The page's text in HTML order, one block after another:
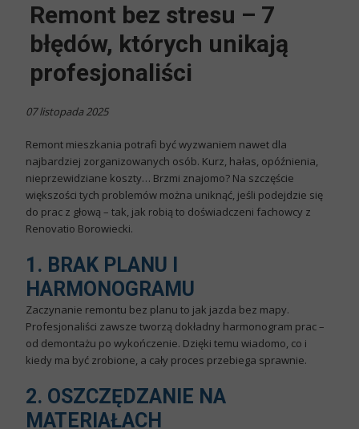
Remont bez stresu – 7
błędów, których unikają
profesjonaliści
07 listopada 2025
Remont mieszkania potrafi być wyzwaniem nawet dla
najbardziej zorganizowanych osób. Kurz, hałas, opóźnienia,
nieprzewidziane koszty… Brzmi znajomo? Na szczęście
większości tych problemów można uniknąć, jeśli podejdzie się
do prac z głową – tak, jak robią to doświadczeni fachowcy z
Renovatio Borowiecki.
1. BRAK PLANU I
HARMONOGRAMU
Zaczynanie remontu bez planu to jak jazda bez mapy.
Profesjonaliści zawsze tworzą dokładny harmonogram prac –
od demontażu po wykończenie. Dzięki temu wiadomo, co i
kiedy ma być zrobione, a cały proces przebiega sprawnie.
2. OSZCZĘDZANIE NA
MATERIAŁACH